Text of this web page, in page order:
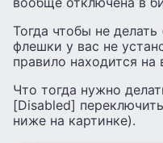
Тогда чтобы не
флешки у вас не
правило находится на
Что тогда нужно
[Disabled]
ниже на картинке).